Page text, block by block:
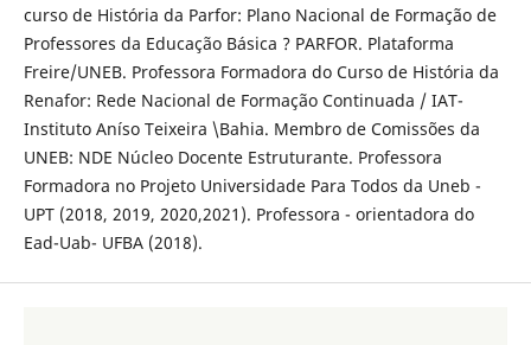
curso de História da Parfor: Plano Nacional de Formação de
Professores da Educação Básica ? PARFOR. Plataforma
Freire/UNEB. Professora Formadora do Curso de História da
Renafor: Rede Nacional de Formação Continuada / IAT-
Instituto Aníso Teixeira \Bahia. Membro de Comissões da
UNEB: NDE Núcleo Docente Estruturante. Professora
Formadora no Projeto Universidade Para Todos da Uneb -
UPT (2018, 2019, 2020,2021). Professora - orientadora do
Ead-Uab- UFBA (2018).